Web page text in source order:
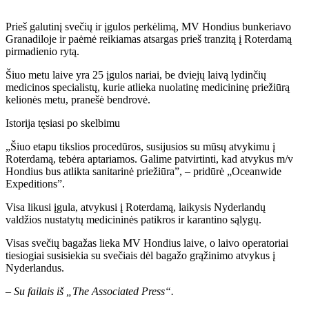
Prieš galutinį svečių ir įgulos perkėlimą, MV Hondius bunkeriavo
Granadiloje ir paėmė reikiamas atsargas prieš tranzitą į Roterdamą
pirmadienio rytą.
Šiuo metu laive yra 25 įgulos nariai, be dviejų laivą lydinčių
medicinos specialistų, kurie atlieka nuolatinę medicininę priežiūrą
kelionės metu, pranešė bendrovė.
Istorija tęsiasi po skelbimu
„Šiuo etapu tikslios procedūros, susijusios su mūsų atvykimu į
Roterdamą, tebėra aptariamos. Galime patvirtinti, kad atvykus m/v
Hondius bus atlikta sanitarinė priežiūra”, – pridūrė „Oceanwide
Expeditions”.
Visa likusi įgula, atvykusi į Roterdamą, laikysis Nyderlandų
valdžios nustatytų medicininės patikros ir karantino sąlygų.
Visas svečių bagažas lieka MV Hondius laive, o laivo operatoriai
tiesiogiai susisiekia su svečiais dėl bagažo grąžinimo atvykus į
Nyderlandus.
– Su failais iš „The Associated Press“.